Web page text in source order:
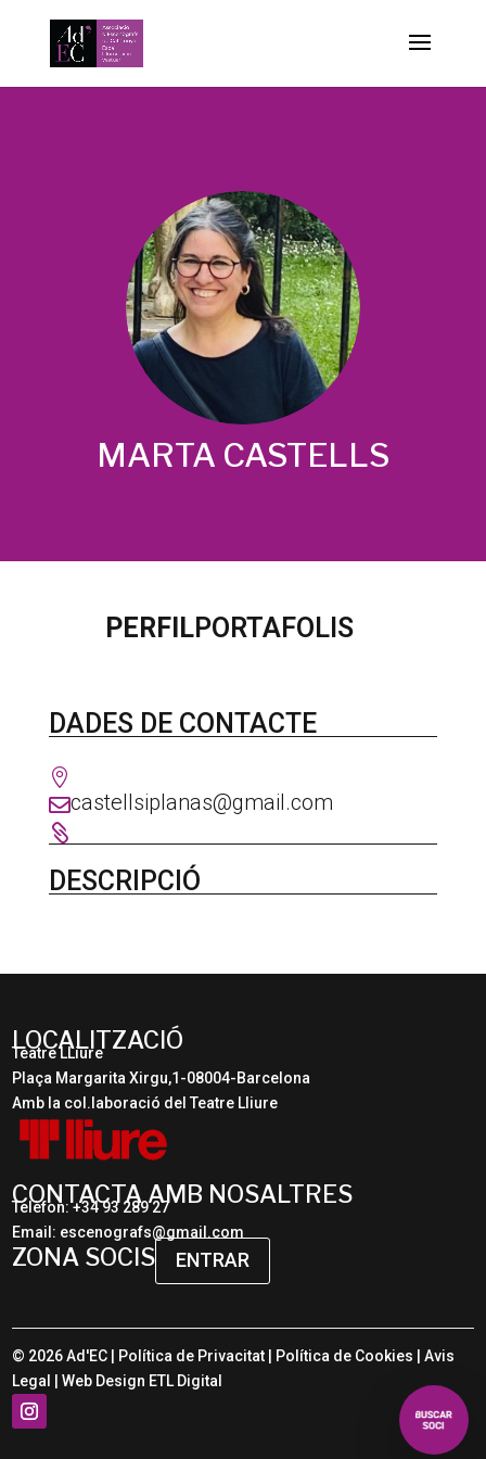
MARTA CASTELLS
PERFILPORTAFOLIS
DADES DE CONTACTE

castellsiplanas@gmail.com

DESCRIPCIÓ
LOCALITZACIÓ
Teatre LLiure
Plaça Margarita Xirgu,1-08004-Barcelona
Amb la col.laboració del Teatre Lliure
CONTACTA AMB NOSALTRES
Telèfon: +34 93 289 27
Email: escenografs@gmail.com
ZONA SOCIS ENTRAR
© 2026 Ad'EC | Política de Privacitat Política de Cookies |Avis
Legal
| Web Design ETL Digital